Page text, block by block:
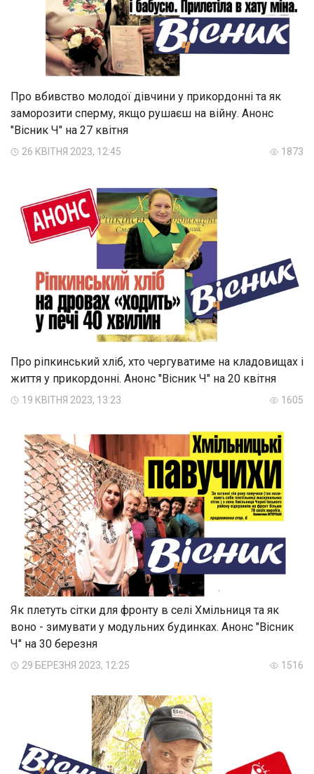
Про вбивство молодої дівчини у прикордонні та як
заморозити сперму, якщо рушаєш на війну. Анонс
"Вісник Ч" на 27 квітня
26 КВІТНЯ 2023, 12:45 1873
Про ріпкинський хліб, хто чергуватиме на кладовищах і
життя у прикордонні. Анонс "Вісник Ч" на 20 квітня
19 КВІТНЯ 2023, 13:23 1605
Як плетуть сітки для фронту в селі Хмільниця та як
воно - зимувати у модульних будинках. Анонс "Вісник
Ч" на 30 березня
29 БЕРЕЗНЯ 2023, 12:25 1516